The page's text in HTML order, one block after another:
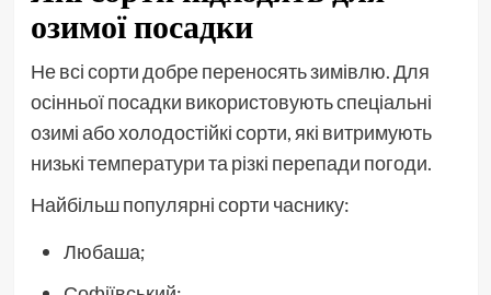
озимої посадки
Не всі сорти добре переносять зимівлю. Для
осінньої посадки використовують спеціальні
озимі або холодостійкі сорти, які витримують
низькі температури та різкі перепади погоди.
Найбільш популярні сорти часнику:
Любаша;